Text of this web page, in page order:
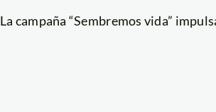
La campaña “Sembremos vida”